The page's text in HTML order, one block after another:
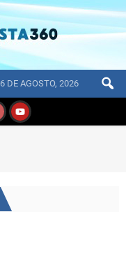
6 DE AGOSTO, 2026